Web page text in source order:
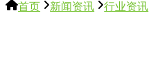
首页 新闻资讯 行业资讯